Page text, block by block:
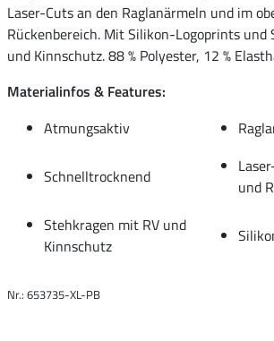
Laser-Cuts an den Raglanärmeln und im
Rückenbereich. Mit Silikon-Logoprints und
und Kinnschutz. 88 % Polyester, 12 %
Materialinfos & Features:
Atmungsaktiv
Schnelltrocknend
und
Stehkragen mit RV und
Kinnschutz
Nr.: 653735-XL-PB